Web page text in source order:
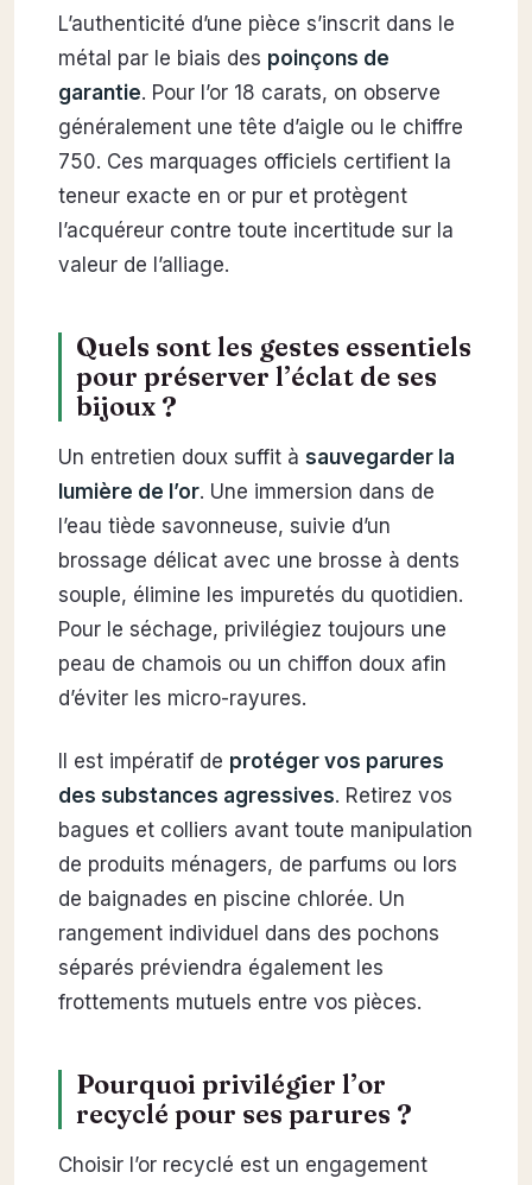
L’authenticité d’une pièce s’inscrit dans le
métal par le biais des poinçons de
garantie. Pour l’or 18 carats, on observe
généralement une tête d’aigle ou le chiffre
750. Ces marquages officiels certifient la
teneur exacte en or pur et protègent
l’acquéreur contre toute incertitude sur la
valeur de l’alliage.
Quels sont les gestes essentiels
pour préserver l’éclat de ses
bijoux ?
Un entretien doux suffit à sauvegarder la
lumière de l’or. Une immersion dans de
l’eau tiède savonneuse, suivie d’un
brossage délicat avec une brosse à dents
souple, élimine les impuretés du quotidien.
Pour le séchage, privilégiez toujours une
peau de chamois ou un chiffon doux afin
d’éviter les micro-rayures.
Il est impératif de protéger vos parures
des substances agressives. Retirez vos
bagues et colliers avant toute manipulation
de produits ménagers, de parfums ou lors
de baignades en piscine chlorée. Un
rangement individuel dans des pochons
séparés préviendra également les
frottements mutuels entre vos pièces.
Pourquoi privilégier l’or
recyclé pour ses parures ?
Choisir l’or recyclé est un engagement